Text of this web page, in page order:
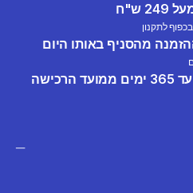
ש"ח
לתקנון
מהסניף באותו היום